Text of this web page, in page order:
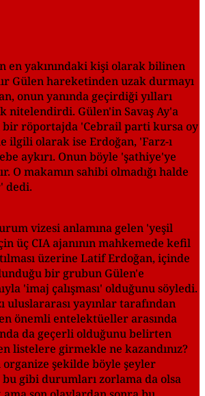
en yakınındaki kişi olarak bilinen
Gülen hareketinden uzak durmayı
onun yanında geçirdiği yılları
nitelendirdi. Gülen'in Savaş Ay'a
bir röportajda 'Cebrail parti kursa oy
ilgili olarak ise Erdoğan, 'Farz-ı
aykırı. Onun böyle 'şathiye'ye
O makamın sahibi olmadığı halde
dedi.
vizesi anlamına gelen 'yeşil
üç CIA ajanının mahkemede kefil
üzerine Latif Erdoğan, içinde
bir grubun Gülen'e
'imaj çalışması' olduğunu söyledi.
uluslararası yayınlar tarafından
önemli entelektüeller arasında
da geçerli olduğunu belirten
listelere girmekle ne kazandınız?
organize şekilde böyle şeyler
bu gibi durumları zorlama da olsa